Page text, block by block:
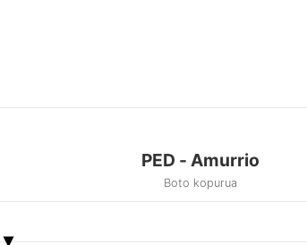
PED - Amurrio
Boto kopurua